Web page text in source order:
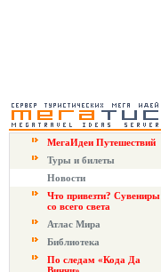
МегаИдеи Путешествий
Туры и билеты
Новости
Что привезти? Сувениры
со всего света
Атлас Мира
Библиотека
По следам «Кода Да